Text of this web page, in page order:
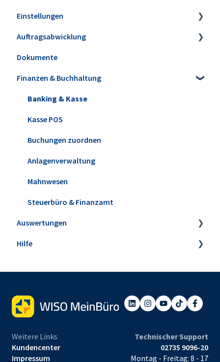
Erweiterungen
Datensicherung
Update installieren
Versionshistorie
WISO MeinBüro Desktop Cloud
Office
Artikel
Lagerbestände & Inventur
Kunden & Interessenten
Lieferanten
Mitarbeiter
Einstellungen
Firmeneinstellungen
Steuereinstellungen
Kleinstammdaten
Ansicht & Filter-/Suchoptionen
Briefpapier & Vorlagen
Auftragsabwicklung
Angebote
Aufträge & Lieferscheine
Rechnungen
E-Rechnungen
Verträge
E-Commerce
Projekte & Aufwände
Preisanfragen & Bestellungen
Eingangsrechnungen
Dokumente
Finanzen & Buchhaltung
Banking & Kasse
Kasse POS
Buchungen zuordnen
Anlagenverwaltung
Mahnwesen
Steuerbüro & Finanzamt
Auswertungen
Steuer-Auswertungen
Tabellen-Auswertungen
Hilfe
Weitere Links
Kundencenter
Impressum
Technischer Support
02735 9096-20
Montag - Freitag: 8 - 17